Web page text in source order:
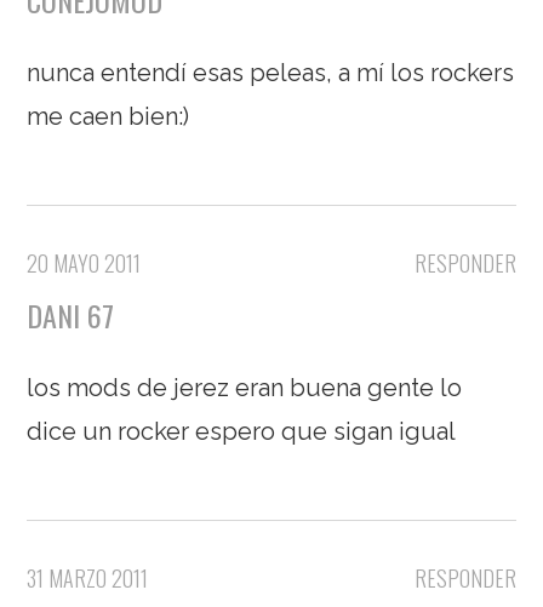
nunca entendí esas peleas, a mí los rockers
me caen bien:)
RESPONDER
20 MAYO 2011
DANI 67
los mods de jerez eran buena gente lo
dice un rocker espero que sigan igual
RESPONDER
31 MARZO 2011